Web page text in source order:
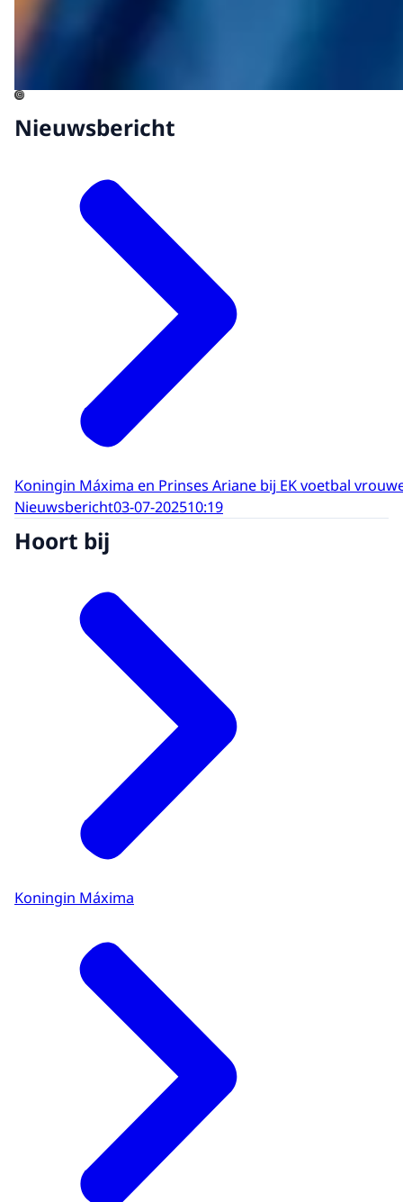
©
Nieuwsbericht
Koningin Máxima en Prinses Ariane bij EK voetbal
Nieuwsbericht03-07-202510:19
Hoort bij
Koningin Máxima